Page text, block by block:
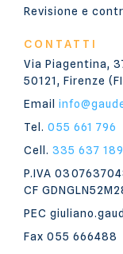
Revisione e
CONTATTI
Via Piagentina,
50121, Firenze
Email
Tel. 055 661 796
Cell. 335 637
P.IVA
CF
PEC
Fax 055 666488